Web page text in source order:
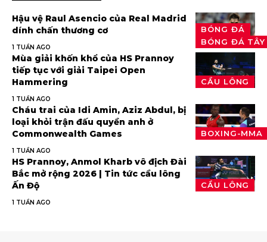
BÓNG ĐÁ
BÓNG ĐÁ
Hậu vệ Raul Asencio của Real Madrid
dính chấn thương cơ
1 TUẦN AGO
CẦU LÔNG
Mùa giải khốn khổ của HS Prannoy
tiếp tục với giải Taipei Open
Hammering
1 TUẦN AGO
BOXING-MMA
Cháu trai của Idi Amin, Aziz Abdul, bị
loại khỏi trận đấu quyền anh ở
Commonwealth Games
1 TUẦN AGO
CẦU LÔNG
HS Prannoy, Anmol Kharb vô địch Đài
Bắc mở rộng 2026 | Tin tức cầu lông
Ấn Độ
1 TUẦN AGO